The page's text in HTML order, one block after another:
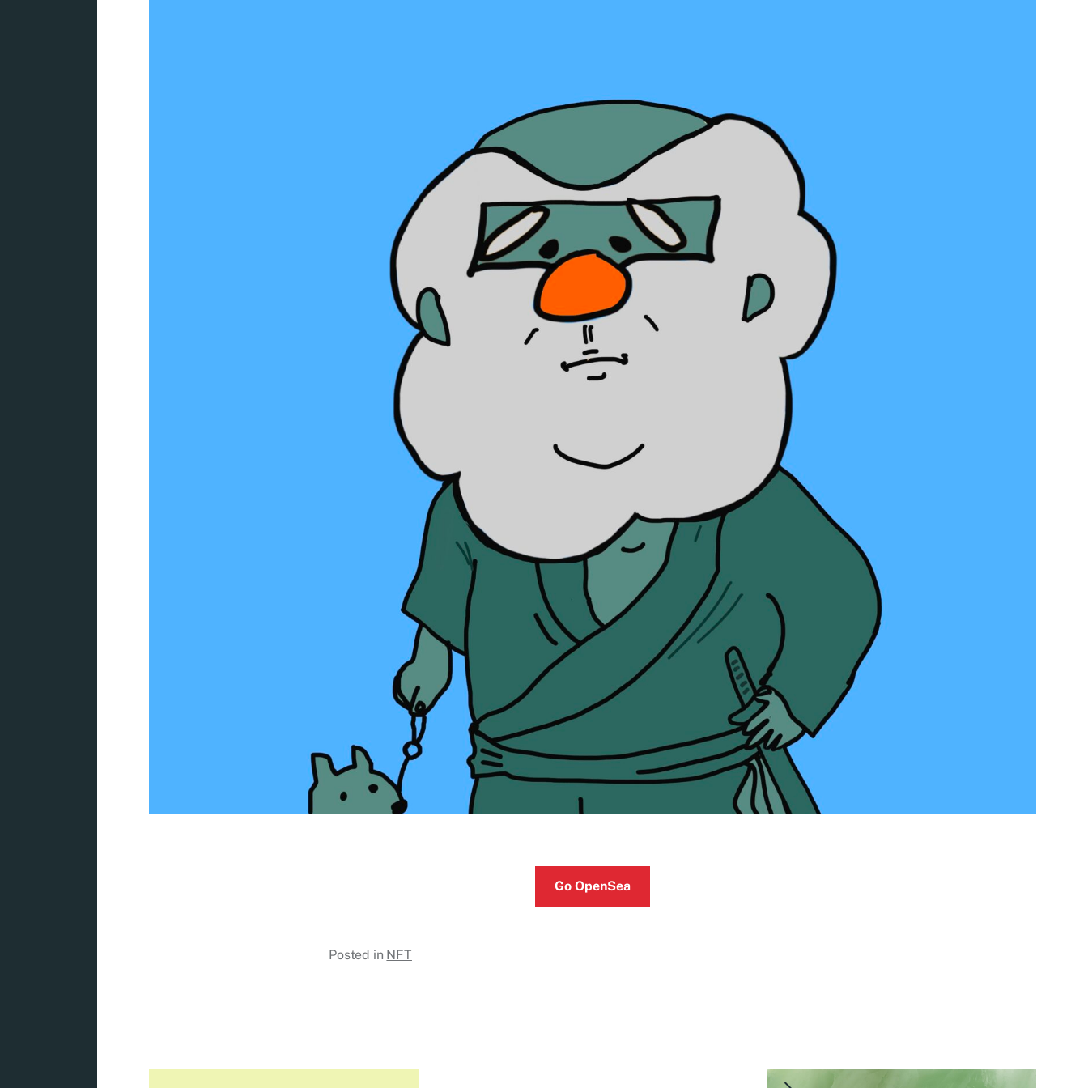
Go OpenSea
Posted in NFT